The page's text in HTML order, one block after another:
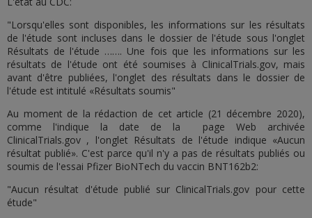
"Lorsqu'elles sont disponibles, les informations sur les résultats
de l'étude sont incluses dans le dossier de l'étude sous l'onglet
Résultats de l'étude ……. Une fois que les informations sur les
résultats de l'étude ont été soumises à ClinicalTrials.gov, mais
avant d'être publiées, l'onglet des résultats dans le dossier de
l'étude est intitulé «Résultats soumis"
Au moment de la rédaction de cet article (21 décembre 2020),
comme l'indique la date de la page Web archivée
ClinicalTrials.gov , l'onglet Résultats de l'étude indique «Aucun
résultat publié». C'est parce qu'il n'y a pas de résultats publiés ou
soumis de l'essai Pfizer BioNTech du vaccin BNT162b2:
"Aucun résultat d'étude publié sur ClinicalTrials.gov pour cette
étude"